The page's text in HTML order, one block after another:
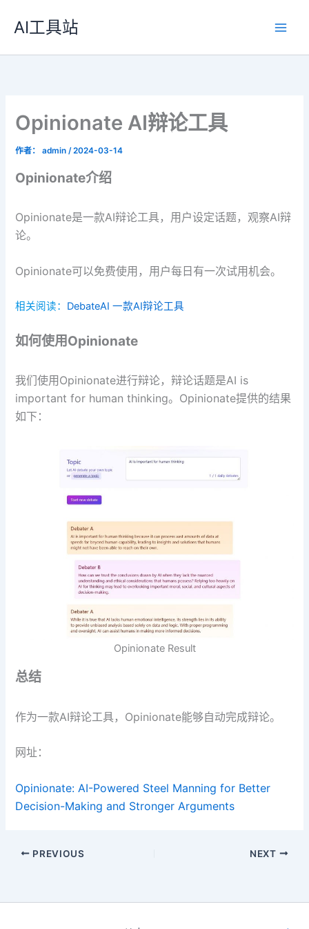
容
AI工具站
Opinionate AI辩论工具
作者： admin/2024-03-14
Opinionate介绍
Opinionate是一款AI辩论工具，用户设定话题，观察AI辩
论。
Opinionate可以免费使用，用户每日有一次试用机会。
相关阅读： DebateAI 一款AI辩论工具
如何使用Opinionate
我们使用Opinionate进行辩论，辩论话题是AI is
important for human thinking。Opinionate提供的结果
如下：
Opinionate Result
总结
作为一款AI辩论工具，Opinionate能够自动完成辩论。
网址：
Opinionate: AI-Powered Steel Manning for Better
Decision-Making and Stronger Arguments
PREVIOUS NEXT